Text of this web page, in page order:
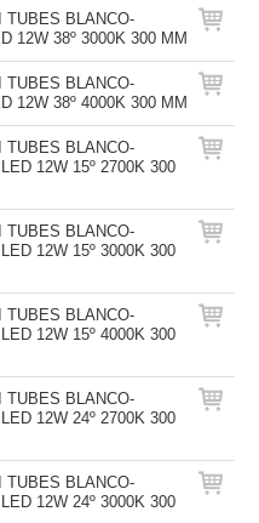
TUBES BLANCO-
12W 38º 3000K 300 MM
TUBES BLANCO-
12W 38º 4000K 300 MM
TUBES BLANCO-
12W 15º 2700K 300
TUBES BLANCO-
12W 15º 3000K 300
TUBES BLANCO-
12W 15º 4000K 300
TUBES BLANCO-
12W 24º 2700K 300
TUBES BLANCO-
12W 24º 3000K 300